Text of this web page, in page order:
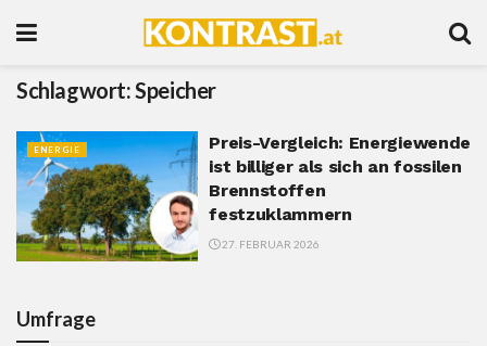
Schlagwort:Speicher
ENERGIE
Preis-Vergleich: Energiewende
ist billiger als sich an fossilen
Brennstoffen
festzuklammern
27. FEBRUAR 2026
Umfrage